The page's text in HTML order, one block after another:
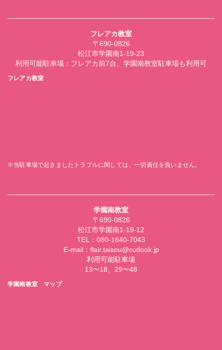
フレアカ教室
〒690-0826
松江市学園南1-19-23
利用可能駐車場：フレアカ前7台、学園南教室駐車場も利用可
フレアカ教室
※当駐車場で起きましたトラブルに関しては、一切責任を負いません。
学園南教室
〒690-0826
松江市学園南1-19-12
TEL：080-1640-7043
E-mail：flair.taisou@outlook.jp
利用可能駐車場
13〜18、29〜48
学園南教室 マップ